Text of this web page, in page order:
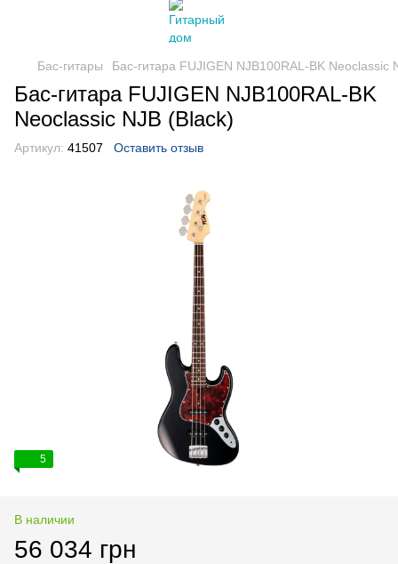
Бас-гитары Бас-гитара FUJIGEN NJB100RAL-BK Neoclassic
Бас-гитара FUJIGEN NJB100RAL-BK
Neoclassic NJB (Black)
Артикул: 41507 Оставить отзыв
5
В наличии
56 034 грн